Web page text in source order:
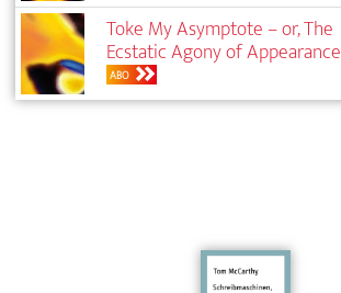
Toke My Asymptote – or, The
Ecstatic Agony of Appearance
ABO